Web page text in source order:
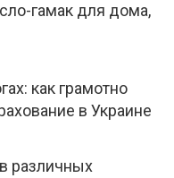
гамак для дома,
как грамотно
в Украине
различных